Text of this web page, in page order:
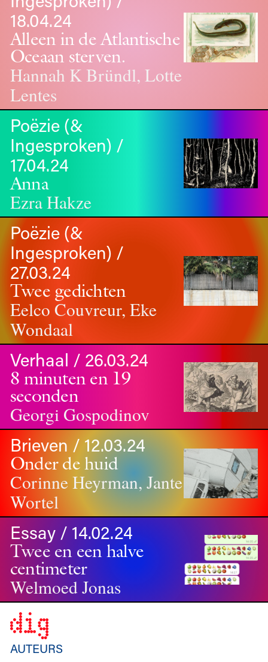
18.04.24
Alleen in de Atlantische
Oceaan sterven.
Hannah K Bründl, Lotte
Lentes
Poëzie (&
Ingesproken) /
17.04.24
Anna
Ezra Hakze
Poëzie (&
Ingesproken) /
27.03.24
Twee gedichten
Eelco Couvreur, Eke
Wondaal
Verhaal / 26.03.24
8 minuten en 19
seconden
Georgi Gospodinov
Brieven / 12.03.24
Onder de huid
Corinne Heyrman, Jante
Wortel
Essay / 14.02.24
Twee en een halve
centimeter
Welmoed Jonas
AUTEURS